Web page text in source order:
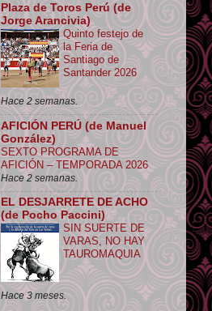
Plaza de Toros Perú (de
Jorge Arancivia)
Quinto festejo de
la Feria de
Santiago de
Santander 2026
Hace 2 semanas.
AFICIÓN PERÚ (de Manuel
González)
SEXTO PROGRAMA DE
AFICIÓN – TEMPORADA 2026
Hace 2 semanas.
EL DESJARRETE DE ACHO
(de Pocho Paccini)
SIN SUERTE DE
VARAS, NO HAY
TAUROMAQUIA
Hace 3 meses.